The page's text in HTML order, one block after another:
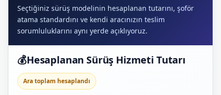
Seçtiğiniz sürüş modelinin hesaplanan tutarını, şoför
atama standardını ve kendi aracınızın teslim
sorumluluklarını aynı yerde açıklıyoruz.
💰Hesaplanan Sürüş Hizmeti Tutarı
Ara toplam hesaplandı